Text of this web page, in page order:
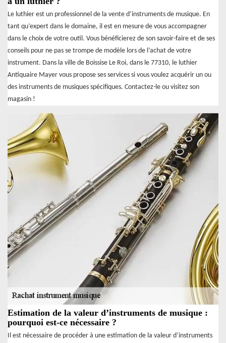
Le luthier est un professionnel de la vente d’instruments de musique. En
tant qu’expert dans le domaine, il est en mesure de vous accompagner
dans le choix de votre outil. Vous bénéficierez de son savoir-faire et de ses
conseils pour ne pas se trompe de modèle lors de l’achat de votre
instrument. Dans la ville de Boissise Le Roi, dans le 77310, le luthier
Antiquaire Mayer vous propose ses services si vous voulez acquérir un ou
des instruments de musiques spécifiques. Contactez-le ou visitez son
magasin !
Estimation de la valeur d’instruments de musique :
pourquoi est-ce nécessaire ?
Il est nécessaire de procéder à une estimation de la valeur d’instruments